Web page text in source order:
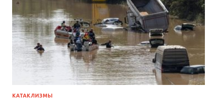
КАТАКЛИЗМЫ